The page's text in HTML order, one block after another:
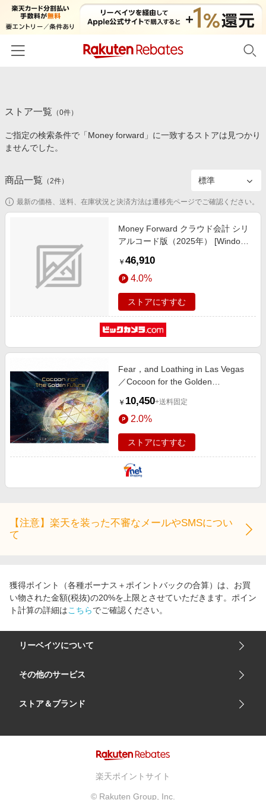
カテゴリー一覧
百貨店・総合ECモール
食品・スイーツ・お酒
コスメ・健康・医薬品
家電・PC・スマホ・カメラ
スポーツ・アウトドア・ゴルフ
旅行・レジャー・ホテル予約
生活・お役立ち
金融・マネー・保険
デジタルコンテンツ
ビジネス・その他サービス
イベント一覧
初回購入者限定特典
対象ストア新規限定特典
楽天ペイ導入ストア
楽天サービス特集
わくわく夏特集
とことん買い物チャレンジ
Qoo10メガポ
Samsung ボーナスキャンペーン
週末の高還元 夏の長期版
ストア一覧 （0件）
ご指定の検索条件で「Money forward」に一致するストアは見つかり
ませんでした。
商品一覧 （2件）
最新の価格、送料、在庫状況と決済方法は遷移先ページでご確認ください。
Money Forward クラウド会計 シリ
アルコード版（2025年） [Windows
￥ 46,910
4.0%
ストアにすすむ
Fear，and Loathing in Las Vegas
／Cocoon for the Golden
CD+Blu-ray+フォトブック）
￥ 10,450+送料固定
2.0%
ストアにすすむ
【注意】楽天を装った不審なメールやSMSについ
て
獲得ポイント（各種ボーナス＋ポイントバックの合算）は、お買
い物された金額(税抜)の20%を上限とさせていただきます。ポイン
ト計算の詳細はこちらでご確認ください。
リーベイツについて
会社概要
サイトマップ
リーベイツ ポイントアシスト
その他のサービス
楽天市場
ストア＆ブランド
楽天ポイントサイト
© Rakuten Group, Inc.